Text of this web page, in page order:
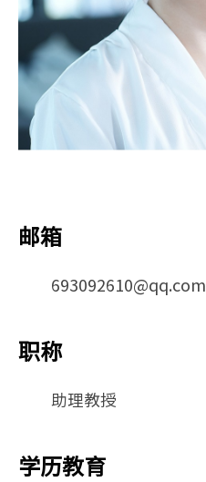
邮箱
693092610@qq.com
职称
助理教授
学历教育